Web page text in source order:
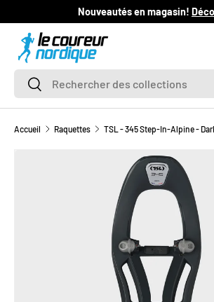
ALLER AU CONTENU
Nouveautés en magasin!
Recherche
Rechercher
Accueil Raquettes TSL - 345 Step-In-Alpine -
PASSER AUX INFORMATIONS PRODUITS